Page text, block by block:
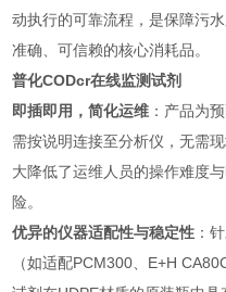
动执行的可靠流程，是保障污
准确、可信赖的核心消耗品。
普化CODcr在线监测试剂
即插即用，简化运维 ：产品为
需按说明连接至分析仪，无需
大降低了运维人员的操作难度
险。
优异的仪器适配性与稳定性 ：
（如适配PCM300、E+H